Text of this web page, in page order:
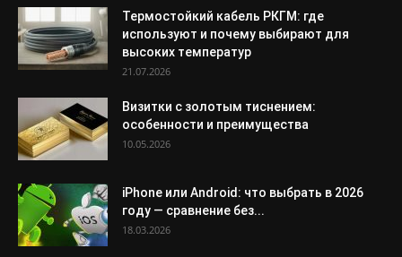
Термостойкий кабель РКГМ: где
используют и почему выбирают для
высоких температур
21.07.2026
Визитки с золотым тиснением:
особенности и преимущества
10.05.2026
iPhone или Android: что выбрать в 2026
году — сравнение без...
18.03.2026